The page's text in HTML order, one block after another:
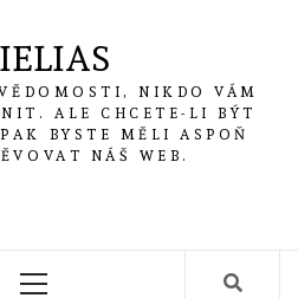
NIKDO VÁM
ALE CHCETE-LI BÝT
BYSTE MĚLI ASPOŇ
NÁŠ WEB.